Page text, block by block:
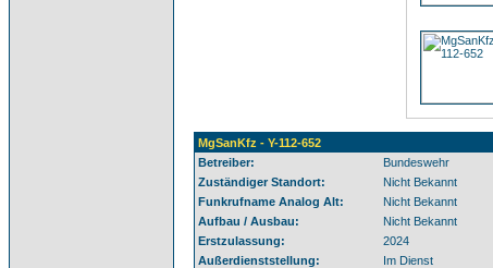
MgSanKfz - Y-112-652
Betreiber:
Bundeswehr
Zuständiger Standort:
Nicht Bekannt
Funkrufname Analog Alt:
Nicht Bekannt
Aufbau / Ausbau:
Nicht Bekannt
Erstzulassung:
2024
Außerdienststellung:
Im Dienst